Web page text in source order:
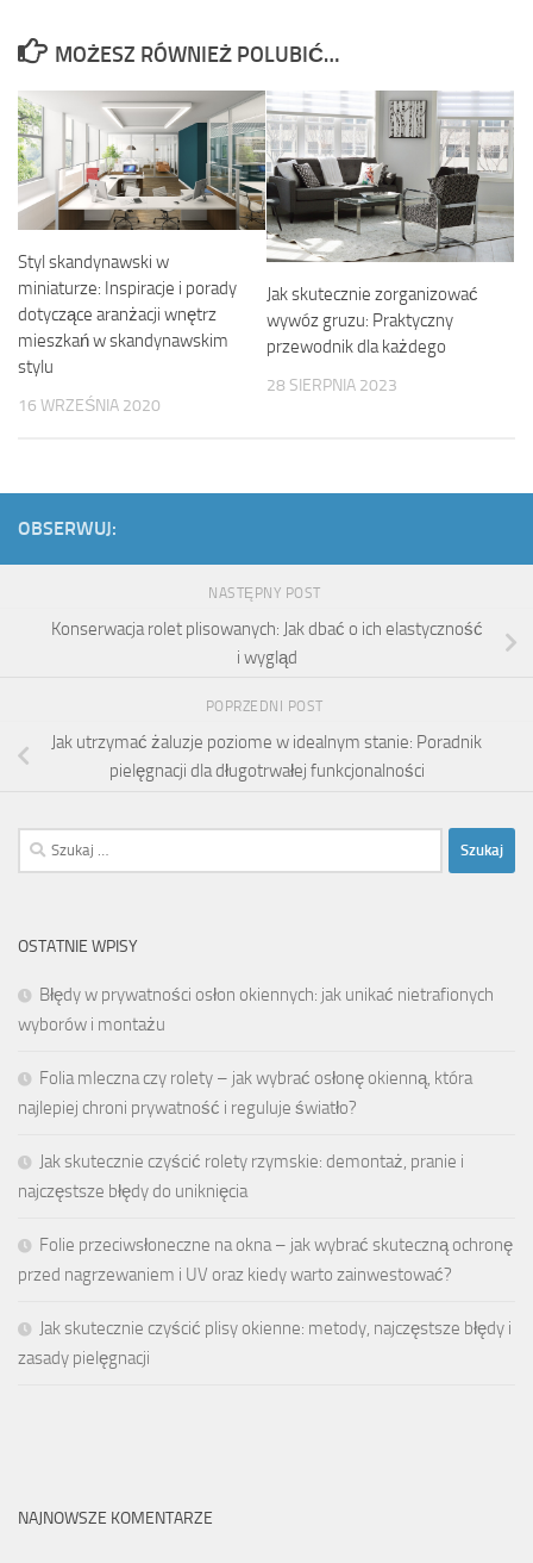
MOŻESZ RÓWNIEŻ POLUBIĆ…
Styl skandynawski w
miniaturze: Inspiracje i porady
dotyczące aranżacji wnętrz
mieszkań w skandynawskim
stylu
16 WRZEŚNIA 2020
Jak skutecznie zorganizować
wywóz gruzu: Praktyczny
przewodnik dla każdego
28 SIERPNIA 2023
OBSERWUJ:
NASTĘPNY POST
Konserwacja rolet plisowanych: Jak dbać o ich elastyczność
i wygląd
POPRZEDNI POST
Jak utrzymać żaluzje poziome w idealnym stanie: Poradnik
pielęgnacji dla długotrwałej funkcjonalności
Szukaj:
OSTATNIE WPISY
Błędy w prywatności osłon okiennych: jak unikać nietrafionych
wyborów i montażu
Folia mleczna czy rolety – jak wybrać osłonę okienną, która
najlepiej chroni prywatność i reguluje światło?
Jak skutecznie czyścić rolety rzymskie: demontaż, pranie i
najczęstsze błędy do uniknięcia
Folie przeciwsłoneczne na okna – jak wybrać skuteczną ochronę
przed nagrzewaniem i UV oraz kiedy warto zainwestować?
Jak skutecznie czyścić plisy okienne: metody, najczęstsze błędy i
zasady pielęgnacji
NAJNOWSZE KOMENTARZE